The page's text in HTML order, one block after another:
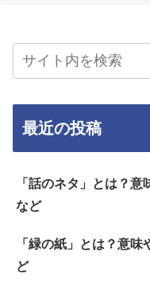
最近の投稿
「話のネタ」とは？
など
「緑の紙」とは？意
ど